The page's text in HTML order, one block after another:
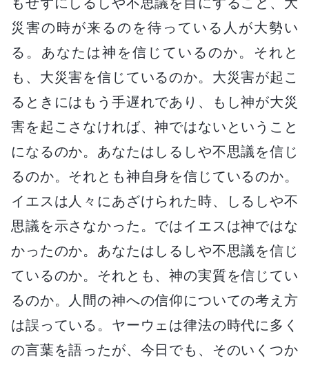
災害の時が来るのを待っている人が大勢い
る。あなたは神を信じているのか。それと
も、大災害を信じているのか。大災害が起こ
るときにはもう手遅れであり、もし神が大災
害を起こさなければ、神ではないということ
になるのか。あなたはしるしや不思議を信じ
るのか。それとも神自身を信じているのか。
イエスは人々にあざけられた時、しるしや不
思議を示さなかった。ではイエスは神ではな
かったのか。あなたはしるしや不思議を信じ
ているのか。それとも、神の実質を信じてい
るのか。人間の神への信仰についての考え方
は誤っている。ヤーウェは律法の時代に多く
の言葉を語ったが、今日でも、そのいくつか